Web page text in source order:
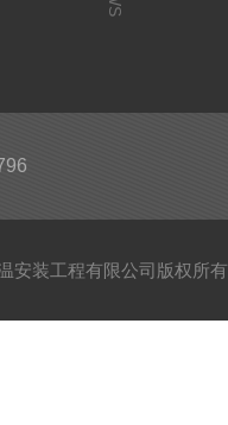
安装工程有限公司版权所